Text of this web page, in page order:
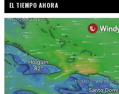
EL TIEMPO AHORA